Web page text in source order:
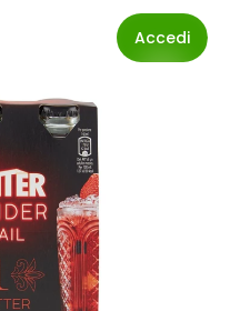
Accedi